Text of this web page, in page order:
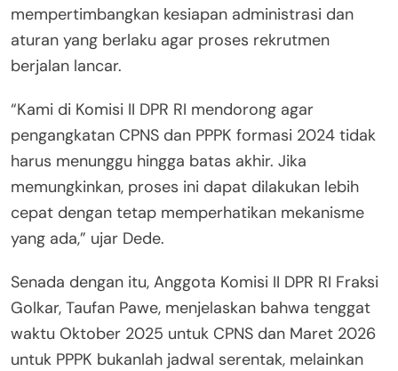
mempertimbangkan kesiapan administrasi dan
aturan yang berlaku agar proses rekrutmen
berjalan lancar.
“Kami di Komisi II DPR RI mendorong agar
pengangkatan CPNS dan PPPK formasi 2024 tidak
harus menunggu hingga batas akhir. Jika
memungkinkan, proses ini dapat dilakukan lebih
cepat dengan tetap memperhatikan mekanisme
yang ada,” ujar Dede.
Senada dengan itu, Anggota Komisi II DPR RI Fraksi
Golkar, Taufan Pawe, menjelaskan bahwa tenggat
waktu Oktober 2025 untuk CPNS dan Maret 2026
untuk PPPK bukanlah jadwal serentak, melainkan